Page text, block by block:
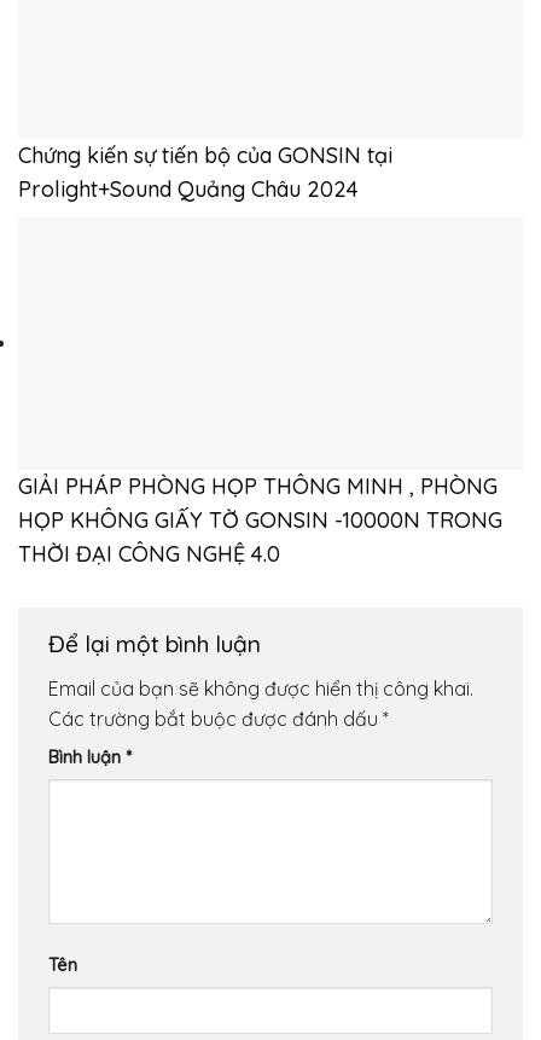
Chứng kiến ​​sự tiến bộ của GONSIN tại
Prolight+Sound Quảng Châu 2024
GIẢI PHÁP PHÒNG HỌP THÔNG MINH , PHÒNG
HỌP KHÔNG GIẤY TỜ GONSIN -10000N TRONG
THỜI ĐẠI CÔNG NGHỆ 4.0
Để lại một bình luận
Email của bạn sẽ không được hiển thị công khai.
Các trường bắt buộc được đánh dấu *
Bình luận *
Tên